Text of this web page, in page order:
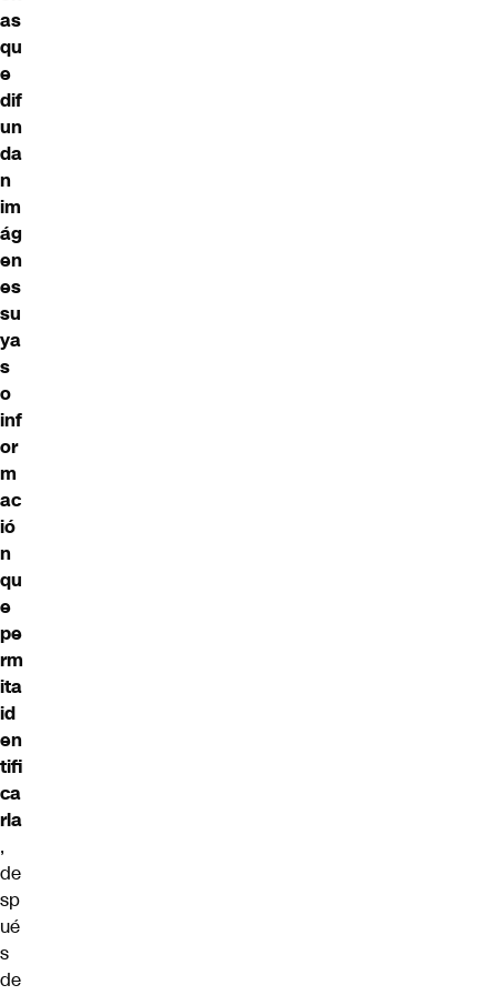
as
qu
e
dif
un
da
n
im
ág
en
es
su
ya
s
o
inf
or
m
ac
ió
n
qu
e
pe
rm
ita
id
en
tifi
ca
rla
,
de
sp
ué
s
de